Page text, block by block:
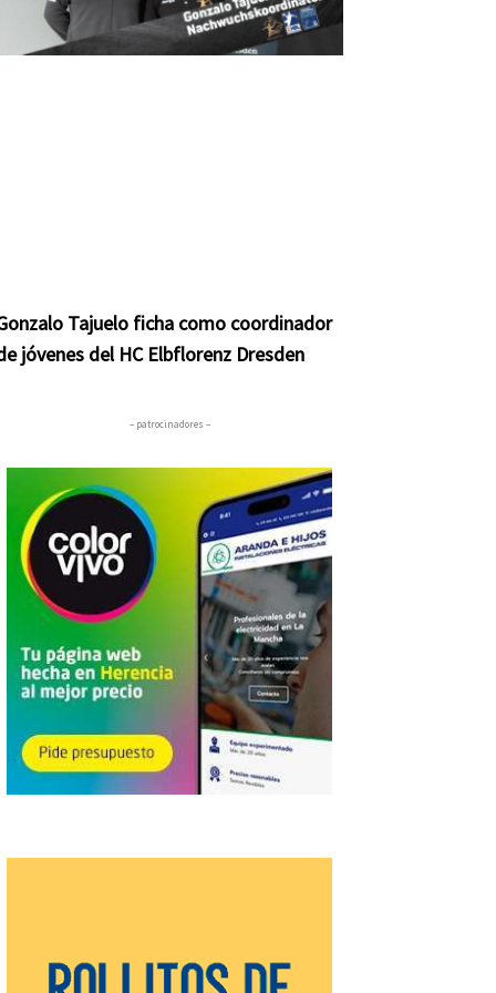
Tajuelo ficha como coordinador
jóvenes del HC Elbflorenz Dresden
– patrocinadores –